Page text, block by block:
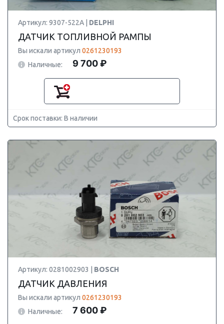
Артикул: 9307-522A | DELPHI
ДАТЧИК ТОПЛИВНОЙ РАМПЫ
Вы искали артикул 0261230193
Наличные:
9 700 ₽
Срок поставки: В наличии
Артикул: 0281002903 | BOSCH
ДАТЧИК ДАВЛЕНИЯ
Вы искали артикул 0261230193
Наличные:
7 600 ₽